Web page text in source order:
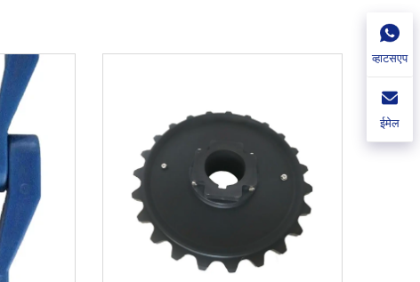
व्हाटसएप
ईमेल